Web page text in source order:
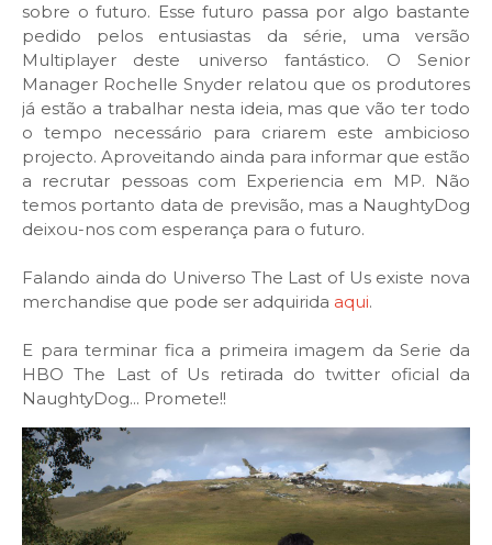
sobre o futuro. Esse futuro passa por algo bastante
pedido pelos entusiastas da série, uma versão
Multiplayer deste universo fantástico. O Senior
Manager Rochelle Snyder relatou que os produtores
já estão a trabalhar nesta ideia, mas que vão ter todo
o tempo necessário para criarem este ambicioso
projecto. Aproveitando ainda para informar que estão
a recrutar pessoas com Experiencia em MP. Não
temos portanto data de previsão, mas a NaughtyDog
deixou-nos com esperança para o futuro.
Falando ainda do Universo The Last of Us existe nova
merchandise que pode ser adquirida aqui.
E para terminar fica a primeira imagem da Serie da
HBO The Last of Us retirada do twitter oficial da
NaughtyDog... Promete!!